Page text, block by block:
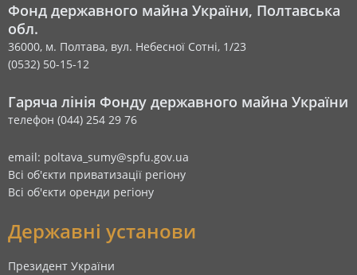
Фонд державного майна України, Полтавська
обл.
36000, м. Полтава, вул. Небесної Сотні, 1/23
(0532) 50-15-12
Гаряча лінія Фонду державного майна України
телефон (044) 254 29 76
email: poltava_sumy@spfu.gov.ua
Всі об'єкти приватизації регіону
Всі об'єкти оренди регіону
Державні установи
Президент України